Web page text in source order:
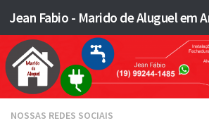
Skip to content
NOSSAS REDES SOCIAIS